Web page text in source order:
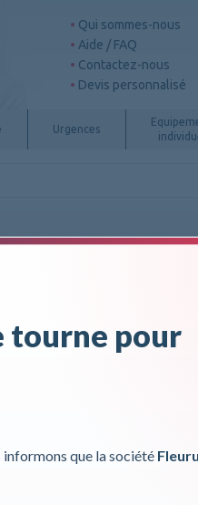
tourne pour
informons que la société
Qui sommes-nous
Aide / FAQ
Contactez-nous
Devis personnalisé
Urgences
Pièce